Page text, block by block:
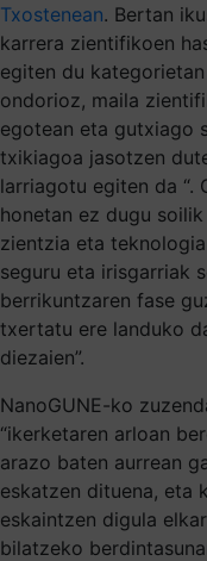
Txostenean. Bertan
karrera zientifikoen
egiten du
ondorioz, maila
egotean eta gutxiago
txikiagoa jasotzen
larriagotu egiten da “.
honetan ez dugu
zientzia eta
seguru eta irisgarriak
berrikuntzaren fase
txertatu ere landuko
diezaien”.
NanoGUNE-ko
“ikerketaren arloan
arazo baten aurrean
eskatzen dituena, eta
eskaintzen digula
bilatzeko